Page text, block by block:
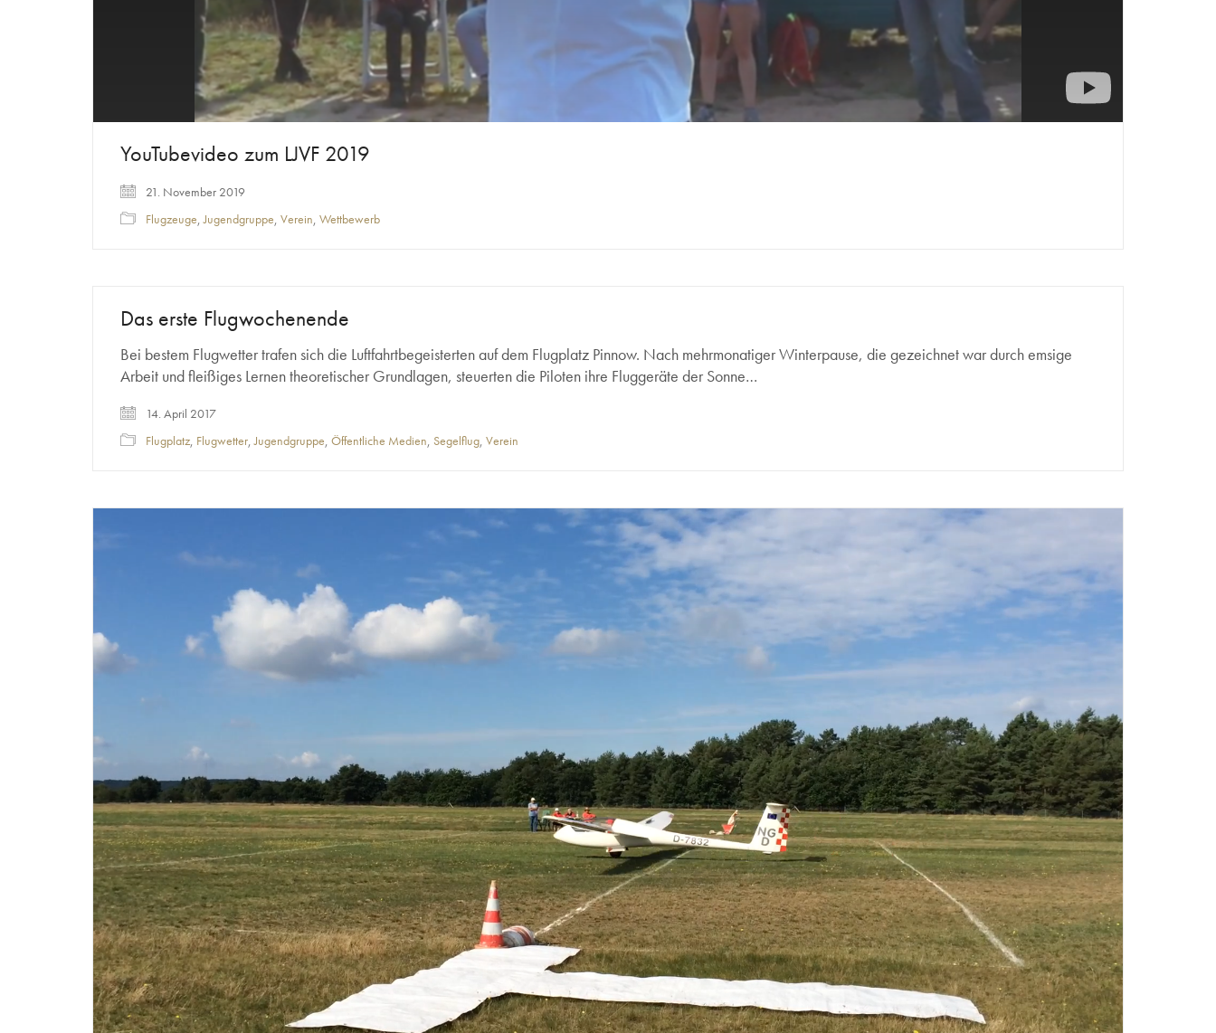
YouTubevideo zum LJVF 2019
21. November 2019
Flugzeuge,Jugendgruppe, Verein, Wettbewerb
Das erste Flugwochenende
Bei bestem Flugwetter trafen sich die Luftfahrtbegeisterten auf dem Flugplatz Pinnow. Nach mehrmonatiger Winterpause, die gezeichnet war durch emsige
Arbeit und fleißiges Lernen theoretischer Grundlagen, steuerten die Piloten ihre Fluggeräte der Sonne…
14. April 2017
Flugplatz, Flugwetter,Jugendgruppe, Öffentliche Medien, Segelflug, Verein